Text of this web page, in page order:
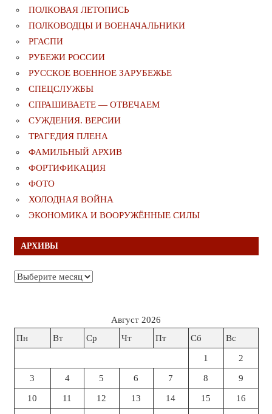
ПОЛКОВАЯ ЛЕТОПИСЬ
ПОЛКОВОДЦЫ И ВОЕНАЧАЛЬНИКИ
РГАСПИ
РУБЕЖИ РОССИИ
РУССКОЕ ВОЕННОЕ ЗАРУБЕЖЬЕ
СПЕЦСЛУЖБЫ
СПРАШИВАЕТЕ — ОТВЕЧАЕМ
СУЖДЕНИЯ. ВЕРСИИ
ТРАГЕДИЯ ПЛЕНА
ФАМИЛЬНЫЙ АРХИВ
ФОРТИФИКАЦИЯ
ФОТО
ХОЛОДНАЯ ВОЙНА
ЭКОНОМИКА И ВООРУЖЁННЫЕ СИЛЫ
АРХИВЫ
Архивы
Август 2026
Пн
Вт Ср Чт Пт Сб Вс
1 2
3 4 5 6 7 8 9
10 11 12 13 14 15 16